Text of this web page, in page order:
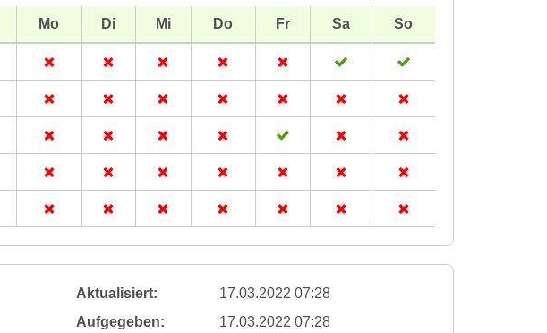
Mo Di Mi Do Fr Sa So
Aktualisiert:
17.03.2022 07:28
Aufgegeben: 17.03.2022 07:28